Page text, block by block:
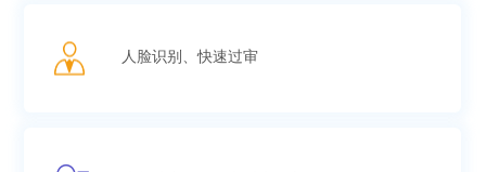
人脸识别、快速过审